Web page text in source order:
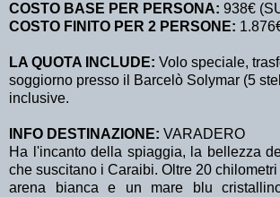
COSTO BASE PER PERSONA: 938€
COSTO FINITO PER 2 PERSONE:
LA QUOTA INCLUDE: Volo speciale,
soggiorno presso il Barcelò Solymar (5
inclusive.
INFO DESTINAZIONE: VARADERO
Ha l'incanto della spiaggia, la bellezza
che suscitano i Caraibi. Oltre 20
arena bianca e un mare blu